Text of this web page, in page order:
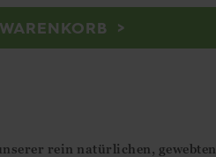
rein natürlichen, gewebten